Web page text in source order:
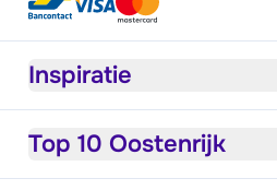
Inspiratie
Top 10 Oostenrijk